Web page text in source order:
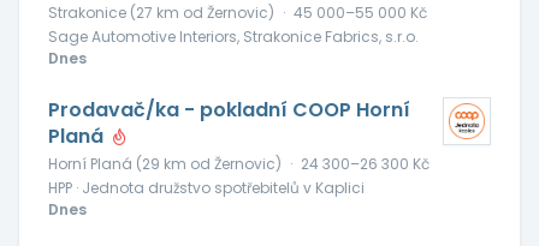
Strakonice (27 km od Žernovic) · 45 000–55 000 Kč
Sage Automotive Interiors, Strakonice Fabrics, s.r.o.
Dnes
Prodavač/ka - pokladní COOP Horní
Planá
Horní Planá (29 km od Žernovic) · 24 300–26 300 Kč
HPP · Jednota družstvo spotřebitelů v Kaplici
Dnes